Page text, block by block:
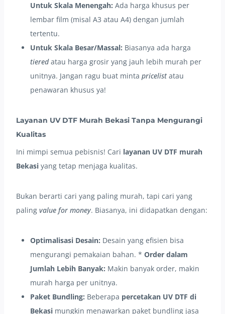
Untuk Skala Menengah: Ada harga khusus per
lembar film (misal A3 atau A4) dengan jumlah
tertentu.
Untuk Skala Besar/Massal: Biasanya ada harga
tieredatau harga grosir yang jauh lebih murah per
unitnya. Jangan ragu buat minta pricelistatau
penawaran khusus ya!
Layanan UV DTF Murah Bekasi Tanpa Mengurangi
Kualitas
Ini mimpi semua pebisnis! Cari layanan UV DTF murah
Bekasi yang tetap menjaga kualitas.
Bukan berarti cari yang paling murah, tapi cari yang
paling value for money. Biasanya, ini didapatkan dengan:
Optimalisasi Desain: Desain yang efisien bisa
mengurangi pemakaian bahan. * Order dalam
Jumlah Lebih Banyak: Makin banyak order, makin
murah harga per unitnya.
Paket Bundling: Beberapa percetakan UV DTF di
Bekasi mungkin menawarkan paket bundling jasa